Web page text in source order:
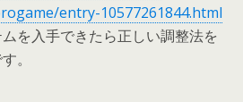
entry-10577261844.html
を入手できたら正しい調整法を
。